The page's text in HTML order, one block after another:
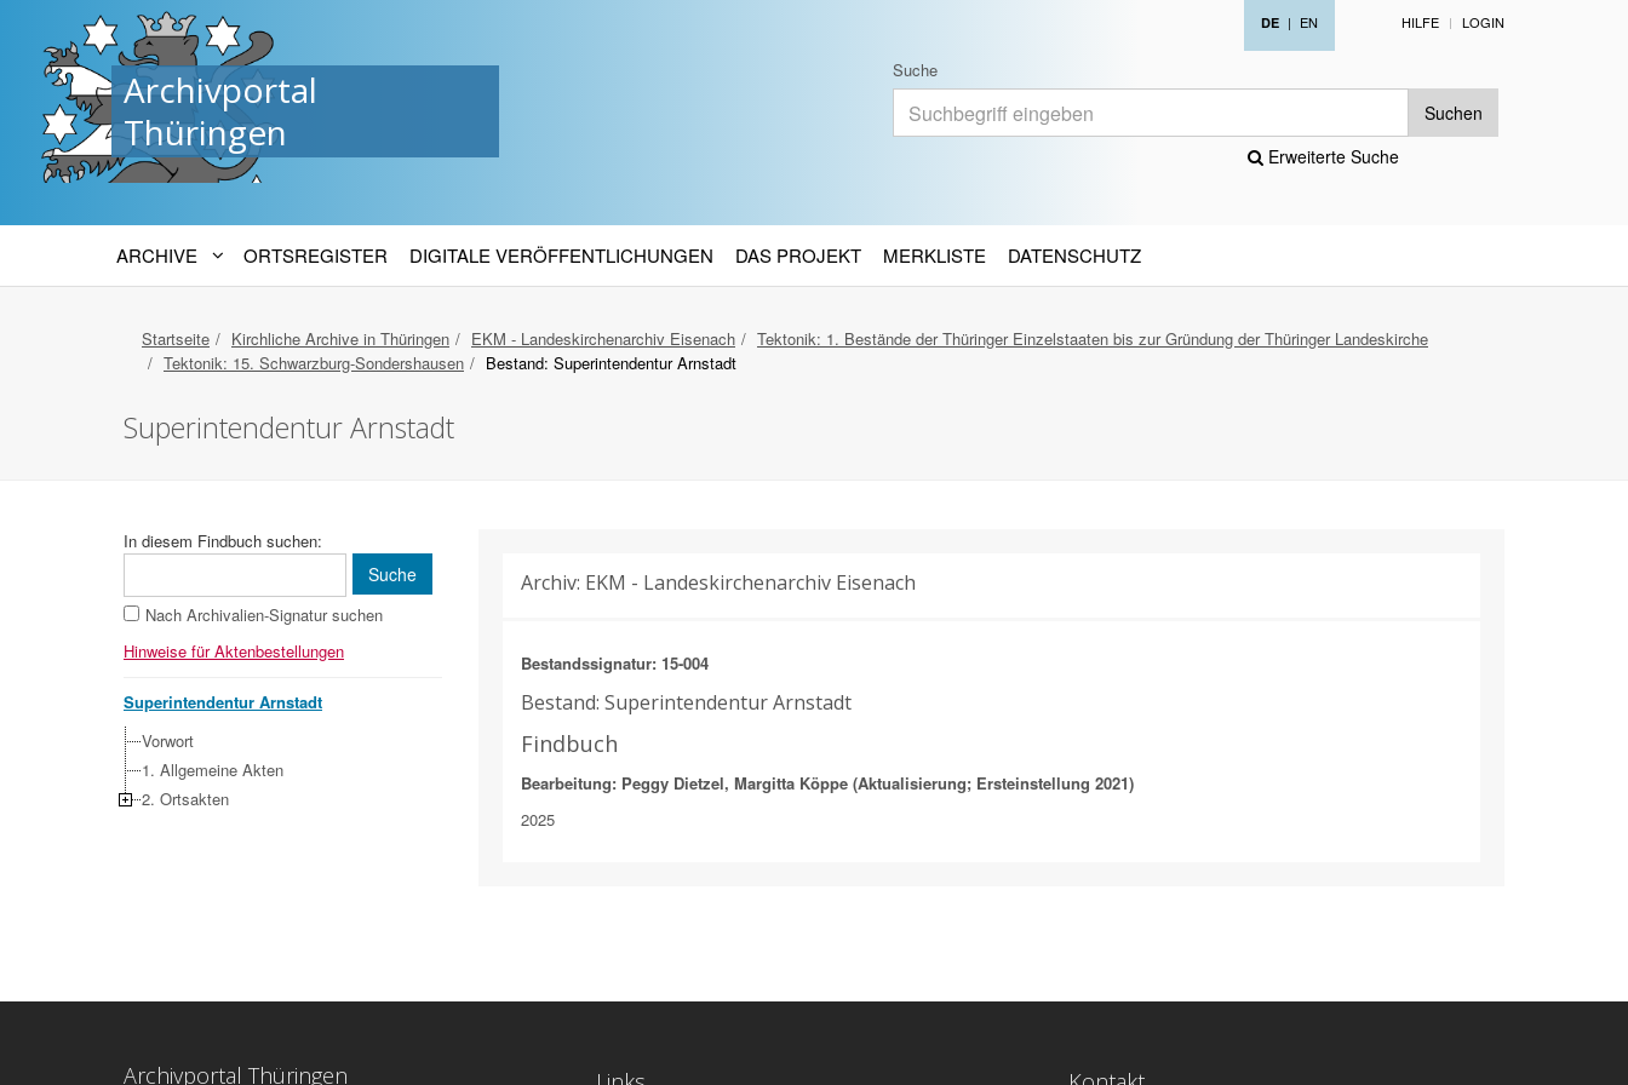
Archivportal
Thüringen
DE | EN HILFE LOGIN
Suche
Suchen
Erweiterte Suche
ARCHIVE ORTSREGISTER DIGITALE VERÖFFENTLICHUNGEN DAS PROJEKT MERKLISTE DATENSCHUTZ
Startseite Kirchliche Archive in Thüringen EKM - Landeskirchenarchiv Eisenach
Tektonik: 1. Bestände der Thüringer Einzelstaaten bis zur Gründung der Thüringer Landeskirche
Tektonik: 15. Schwarzburg-Sondershausen
Bestand: Superintendentur Arnstadt
Superintendentur Arnstadt
In diesem Findbuch suchen:
Nach Archivalien-Signatur suchen
Hinweise für Aktenbestellungen
Superintendentur Arnstadt
Vorwort
1. Allgemeine Akten
2. Ortsakten
Archiv: EKM - Landeskirchenarchiv Eisenach
Bestandssignatur: 15-004
Bestand: Superintendentur Arnstadt
Findbuch
Bearbeitung: Peggy Dietzel, Margitta Köppe (Aktualisierung; Ersteinstellung 2021)
2025
Archivportal Thüringen